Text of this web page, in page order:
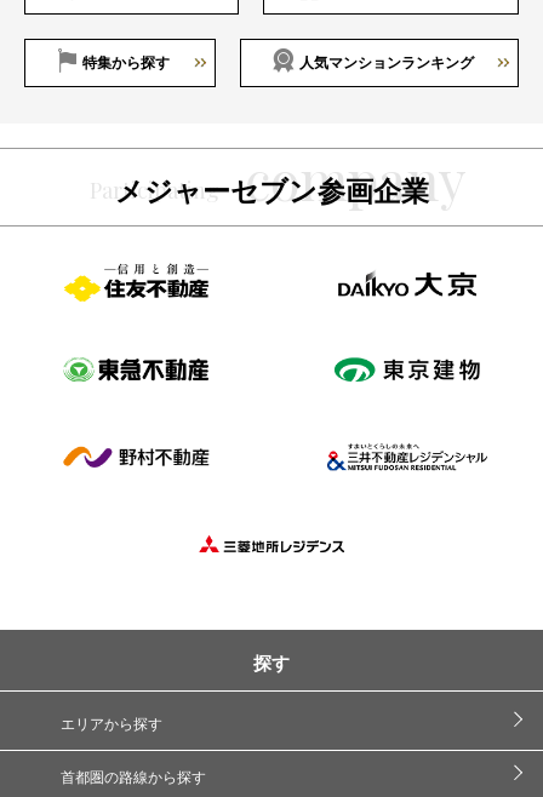
特集から探す 人気マンションランキング
メジャーセブン参画企業
探す
エリアから探す
首都圏の路線から探す